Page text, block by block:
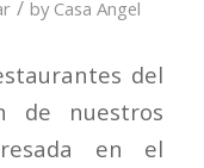
/ by Casa Angel
del
de nuestros
en el